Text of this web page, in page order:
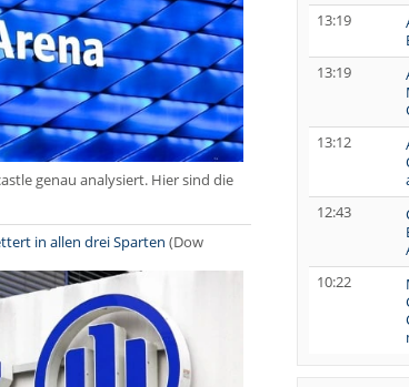
genau analysiert. Hier sind die
in allen drei Sparten (Dow
13:19
13:19
13:12
12:43
10:22